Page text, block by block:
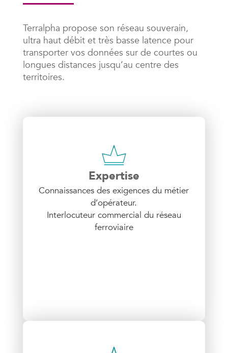
Terralpha propose son réseau souverain,
ultra haut débit et très basse latence pour
transporter vos données sur de courtes ou
longues distances jusqu’au centre des
territoires.
Expertise
Connaissances des exigences du métier
d’opérateur.
Interlocuteur commercial du réseau
ferroviaire